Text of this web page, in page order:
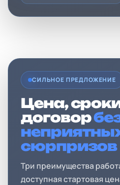
СИЛЬНОЕ ПРЕДЛОЖЕНИЕ
Цена,
договор
сюрпризов
Три преимущества
доступная стартовая